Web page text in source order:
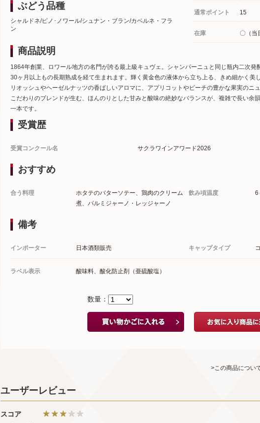
通常ポイント 15
在庫 〇（当
ぶどう品種
シャルドネ/ピノ･ノワール/シュナン・ブラン/カベルネ・フラ
ン
商品説明
1864年創業、ロワール地方の名門が誇る最上級キュヴェ。シャンパーニュと同じ瓶内二次
30ヶ月以上もの長期熟成を経て生まれます。輝く黄金色の液体から立ち上る、きめ細かく美
リオッシュやヘーゼルナッツの香ばしいアロマに、アプリコットやピーチの豊かな果実のニ
こだわりのブレンドが生む、ほんのりとした甘みと酸味の絶妙なバランスが、複雑で長い余
一本です。
受賞歴
受賞コンクール名 サクラワインアワード2026
おすすめ
合う料理
ホタテのバターソテー、鶏肉のクリーム
煮、パルミジャーノ・レッジャーノ
飲み頃温度 6
備考
インポーター 日本酒類販売 キャップタイプ
ラベル表示 酸味料、酸化防止剤（亜硫酸塩）
数量：
>この商品につい
ユーザーレビュー
スコア